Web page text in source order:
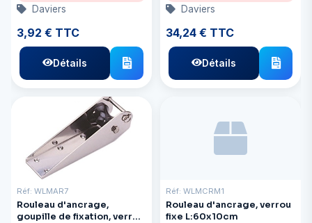
Daviers
3,92 € TTC
Détails
Daviers
34,24 € TTC
Détails
Réf: WLMAR7
Rouleau d'ancrage,
goupille de fixation, verrou
Réf: WLMCRM1
Rouleau d'ancrage, verrou
fixe L:60x10cm